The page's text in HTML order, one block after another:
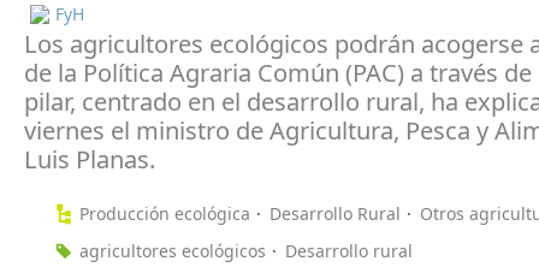
FyH
Los agricultores ecológicos podrán acogerse
de la Política Agraria Común (PAC) a través
pilar, centrado en el desarrollo rural, ha
viernes el ministro de Agricultura, Pesca y
Luis Planas.
Producción ecológica Desarrollo Rural
Otros
agricultores ecológicos
Desarrollo rural